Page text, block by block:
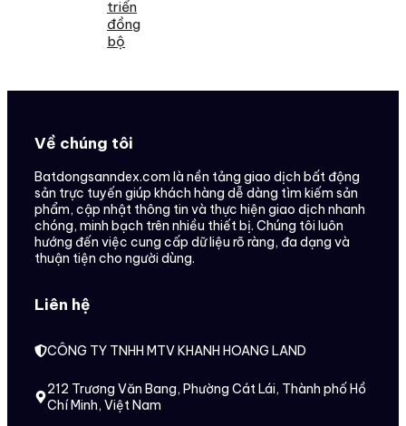
triển
đồng
bộ
Về chúng tôi
Batdongsanndex.com là nền tảng giao dịch bất động
sản trực tuyến giúp khách hàng dễ dàng tìm kiếm sản
phẩm, cập nhật thông tin và thực hiện giao dịch nhanh
chóng, minh bạch trên nhiều thiết bị. Chúng tôi luôn
hướng đến việc cung cấp dữ liệu rõ ràng, đa dạng và
thuận tiện cho người dùng.
Liên hệ
CÔNG TY TNHH MTV KHANH HOANG LAND
212 Trương Văn Bang, Phường Cát Lái, Thành phố Hồ
Chí Minh, Việt Nam